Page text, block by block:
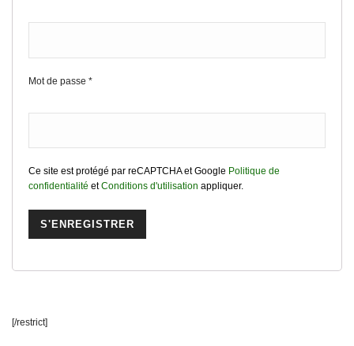
Mot de passe *
Ce site est protégé par reCAPTCHA et Google Politique de
confidentialité etConditions d'utilisation appliquer.
[/restrict]